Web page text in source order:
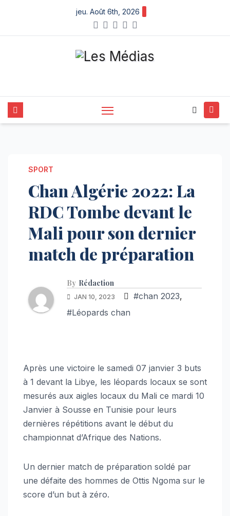
content
jeu. Août 6th, 2026
SPORT
Chan Algérie 2022: La
RDC Tombe devant le
Mali pour son dernier
match de préparation
By Rédaction
JAN 10, 2023 #chan 2023,
#Léopards chan
Après une victoire le samedi 07 janvier 3 buts
à 1 devant la Libye, les léopards locaux se sont
mesurés aux aigles locaux du Mali ce mardi 10
Janvier à Sousse en Tunisie pour leurs
dernières répétitions avant le début du
championnat d’Afrique des Nations.
Un dernier match de préparation soldé par
une défaite des hommes de Ottis Ngoma sur le
score d’un but à zéro.